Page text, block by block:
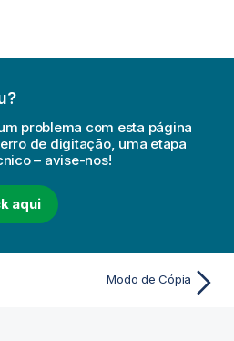
problema com esta página
de digitação, uma etapa
– avise-nos!
aqui
Modo de Cópia